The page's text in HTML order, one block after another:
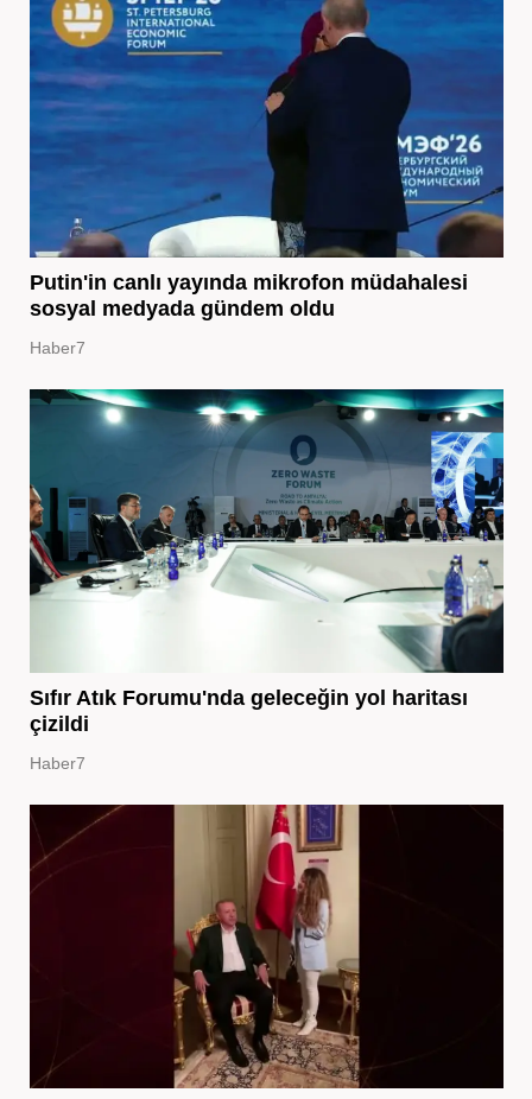
Putin'in canlı yayında mikrofon müdahalesi
sosyal medyada gündem oldu
Haber7
Sıfır Atık Forumu'nda geleceğin yol haritası
çizildi
Haber7